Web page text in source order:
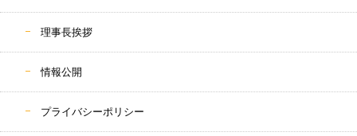
理事長挨拶
情報公開
プライバシーポリシー